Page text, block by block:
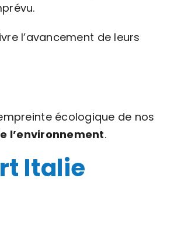
l’avancement de leurs
écologique de nos
l’environnement.
Italie